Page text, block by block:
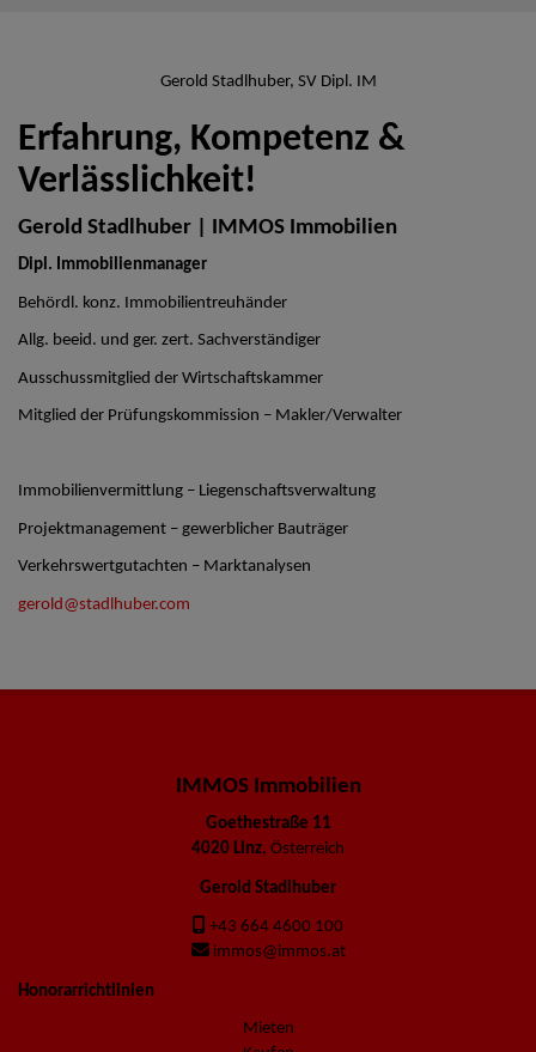
Gerold Stadlhuber, SV Dipl. IM
Erfahrung, Kompetenz &
Verlässlichkeit!
Gerold Stadlhuber | IMMOS Immobilien
Dipl. Immobilienmanager
Behördl. konz. Immobilientreuhänder
Allg. beeid. und ger. zert. Sachverständiger
Ausschussmitglied der Wirtschaftskammer
Mitglied der Prüfungskommission – Makler/Verwalter
Immobilienvermittlung – Liegenschaftsverwaltung
Projektmanagement – gewerblicher Bauträger
Verkehrswertgutachten – Marktanalysen
gerold@stadlhuber.com
IMMOS Immobilien
Goethestraße 11
4020 Linz, Österreich
Gerold Stadlhuber
+43 664 4600 100
immos@immos.at
Honorarrichtlinien
Mieten